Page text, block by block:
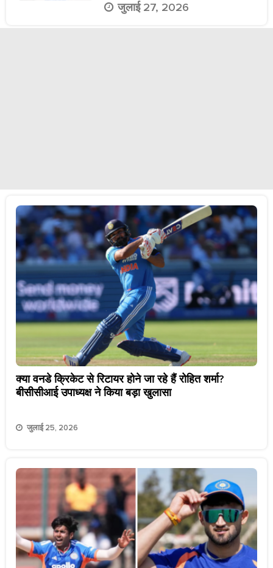
जुलाई 27, 2026
क्या वनडे क्रिकेट से रिटायर होने जा रहे हैं रोहित शर्मा?
बीसीसीआई उपाध्यक्ष ने किया बड़ा खुलासा
जुलाई 25, 2026